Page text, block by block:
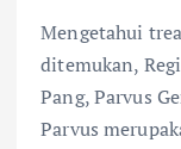
Mengetahui
ditemukan,
Pang, Parvus
Parvus